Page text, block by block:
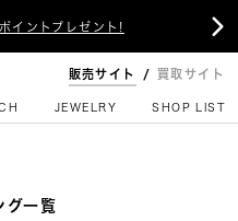
イントプレゼント! 
販売サイト 買取サイト
JEWELRY SHOP LIST
グ一覧